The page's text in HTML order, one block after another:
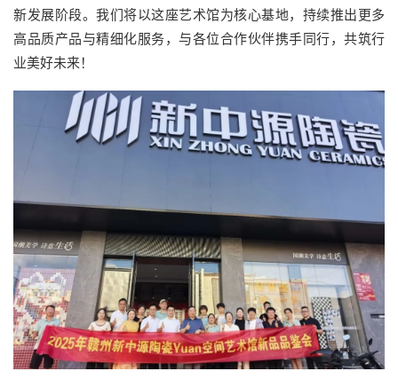
新发展阶段。我们将以这座艺术馆为核心基地，持续推出更多
高品质产品与精细化服务，与各位合作伙伴携手同行，共筑行
业美好未来！